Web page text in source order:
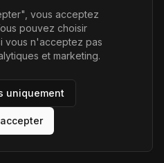
droits réservés.
vous acceptez
pouvez choisir
vous n'acceptez pas
et marketing.
uniquement